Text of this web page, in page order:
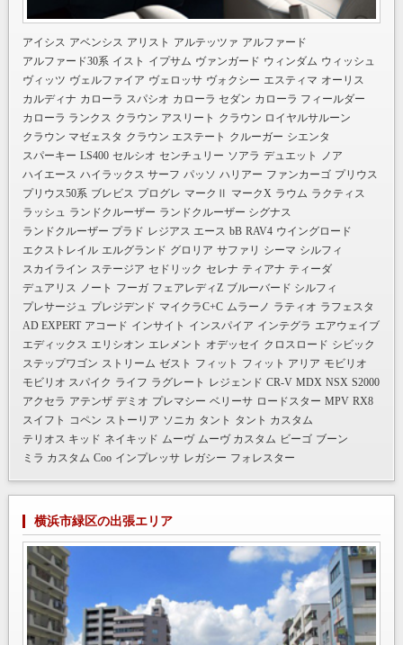
アイシス アベンシス アリスト アルテッツァ アルファード
アルファード30系 イスト イプサム ヴァンガード ウィンダム ウィッシュ
ヴィッツ ヴェルファイア ヴェロッサ ヴォクシー エスティマ オーリス
カルディナ カローラ スパシオ カローラ セダン カローラ フィールダー
カローラ ランクス クラウン アスリート クラウン ロイヤルサルーン
クラウン マゼェスタ クラウン エステート クルーガー シエンタ
スパーキー LS400 セルシオ センチュリー ソアラ デュエット
ノア
ハイエース ハイラックス サーフ パッソ ハリアー ファンカーゴ プリウス
プリウス50系 ブレビス プログレ マークⅡ マークX ラウム ラクティス
ラッシュ ランドクルーザー ランドクルーザー シグナス
ランドクルーザー プラド レジアス エース bB RAV4 ウイングロード
エクストレイル エルグランド グロリア サファリ シーマ シルフィ
スカイライン ステージア セドリック セレナ ティアナ ティーダ
デュアリス ノート フーガ フェアレディZ ブルーバード シルフィ
プレサージュ プレジデンド マイクラC+C ムラーノ ラティオ ラフェスタ
AD EXPERT アコード インサイト インスパイア インテグラ エアウェイブ
エディックス エリシオン エレメント オデッセイ クロスロード シビック
ステップワゴン ストリーム ゼスト フィット フィット アリア モビリオ
モビリオ スパイク ライフ ラグレート レジェンド CR-V MDX NSX S2000
アクセラ アテンザ デミオ プレマシー ベリーサ ロードスター MPV RX8
スイフト コペン ストーリア ソニカ タント タント カスタム
テリオス キッド ネイキッド ムーヴ ムーヴ カスタム ビーゴ ブーン
ミラ カスタム Coo インプレッサ レガシー フォレスター
横浜市緑区の出張エリア